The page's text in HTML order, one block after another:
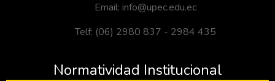
Email: info@upec.edu.ec
Telf: (06) 2980 837 - 2984 435
Normatividad Institucional